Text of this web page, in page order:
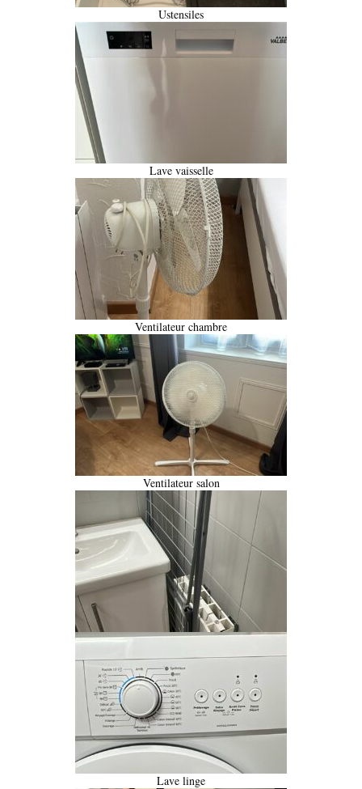
Ustensiles
Lave vaisselle
Ventilateur chambre
Ventilateur salon
Lave linge